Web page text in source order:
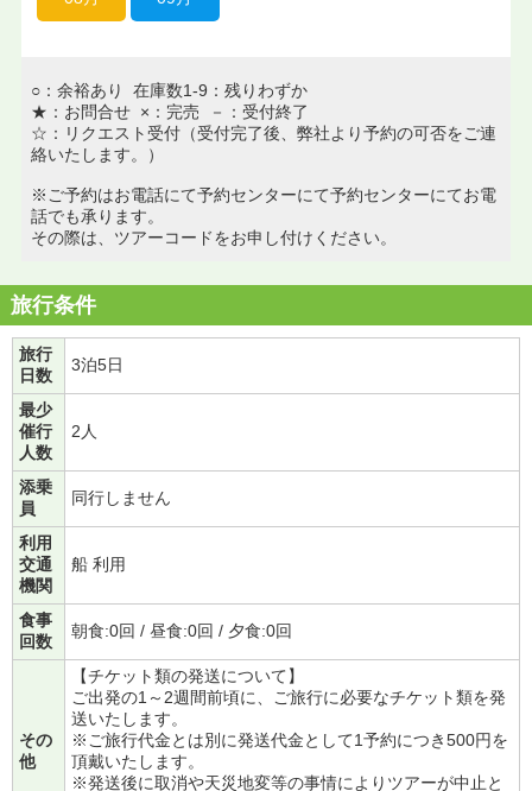
○：余裕あり 在庫数1-9：残りわずか
★：お問合せ ×：完売 －：受付終了
☆：リクエスト受付（受付完了後、弊社より予約の可否をご連
絡いたします。）
※ご予約はお電話にて予約センターにて予約センターにてお電
話でも承ります。
その際は、ツアーコードをお申し付けください。
旅行条件
旅行
日数
3泊5日
最少
催行
人数
2人
添乗
員
同行しません
利用
交通
機関
船 利用
食事
回数
朝食:0回 / 昼食:0回 / 夕食:0回
その
他
【チケット類の発送について】
ご出発の1～2週間前頃に、ご旅行に必要なチケット類を発
送いたします。
※ご旅行代金とは別に発送代金として1予約につき500円を
頂戴いたします。
※発送後に取消や天災地変等の事情によりツアーが中止と